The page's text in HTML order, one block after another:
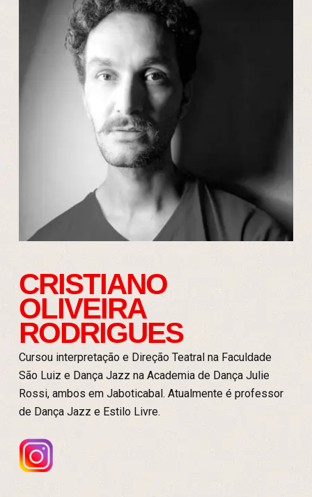
CRISTIANO
OLIVEIRA
RODRIGUES
Cursou interpretação e Direção Teatral na Faculdade
São Luiz e Dança Jazz na Academia de Dança Julie
Rossi, ambos em Jaboticabal. Atualmente é professor
de Dança Jazz e Estilo Livre.